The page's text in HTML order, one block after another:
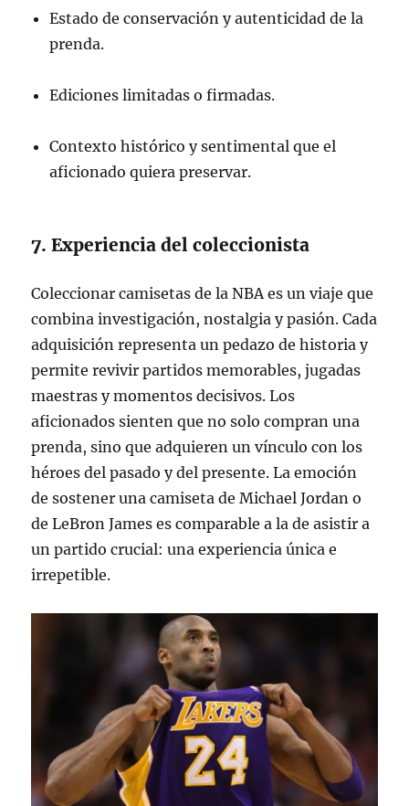
Estado de conservación y autenticidad de la
prenda.
Ediciones limitadas o firmadas.
Contexto histórico y sentimental que el
aficionado quiera preservar.
7. Experiencia del coleccionista
Coleccionar camisetas de la NBA es un viaje que
combina investigación, nostalgia y pasión. Cada
adquisición representa un pedazo de historia y
permite revivir partidos memorables, jugadas
maestras y momentos decisivos. Los
aficionados sienten que no solo compran una
prenda, sino que adquieren un vínculo con los
héroes del pasado y del presente. La emoción
de sostener una camiseta de Michael Jordan o
de LeBron James es comparable a la de asistir a
un partido crucial: una experiencia única e
irrepetible.